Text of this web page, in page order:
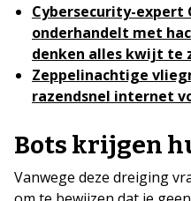
Cybersecurity-expert
onderhandelt met
denken alles kwijt te
Zeppelinachtige
razendsnel internet
Bots krijgen
Vanwege deze dreiging